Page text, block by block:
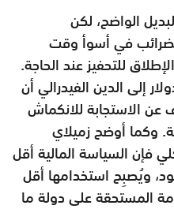
الواضح، لكن
في أسوأ وقت
للتحفيز عند الحاجة.
تريليون دولار إلى الدين الفيدرالي أن
الاستجابة للانكماش
وكما أوضح زميلاي
فإن السياسة المالية أقل
ويُصبِح استخدامها أقل
المستحقة على دولة ما